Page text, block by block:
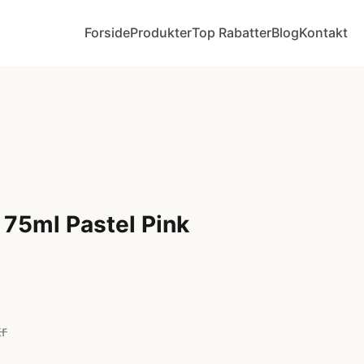
ForsideProdukterTop RabatterBlogKontakt
Pastel Pink